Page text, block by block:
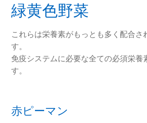
緑黄色野菜
これらは栄養素がもっとも多く配合さ
す。
免疫システムに必要な全ての必須栄養
す。
赤ピーマン